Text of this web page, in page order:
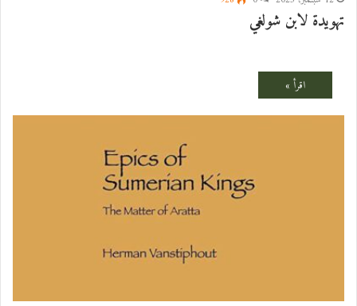
تهويدة لابن شولغي